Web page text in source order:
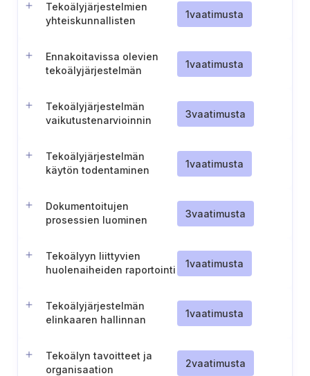
Tekoälyjärjestelmien
yhteiskunnallisten
1vaatimusta
Ennakoitavissa olevien
tekoälyjärjestelmän
1vaatimusta
Tekoälyjärjestelmän
vaikutustenarvioinnin
3vaatimusta
Tekoälyjärjestelmän
käytön todentaminen
1vaatimusta
Dokumentoitujen
prosessien luominen
3vaatimusta
Tekoälyyn liittyvien
huolenaiheiden raportointi
1vaatimusta
Tekoälyjärjestelmän
elinkaaren hallinnan
1vaatimusta
Tekoälyn tavoitteet ja
organisaation
2vaatimusta